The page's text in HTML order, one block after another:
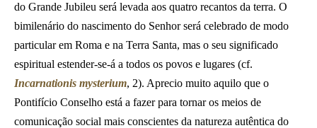
do Grande Jubileu será levada aos quatro recantos da terra. O
bimilenário do nascimento do Senhor será celebrado de modo
particular em Roma e na Terra Santa, mas o seu significado
espiritual estender-se-á a todos os povos e lugares (cf.
Incarnationis mysterium, 2). Aprecio muito aquilo que o
Pontifício Conselho está a fazer para tornar os meios de
comunicação social mais conscientes da natureza autêntica do